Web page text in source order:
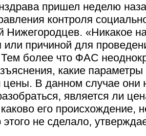
пришел неделю
контроля
«Никакое
или причиной для
более что ФАС
какие
цены. В данном случае
является ли
его происхождение,
этого не сделало,